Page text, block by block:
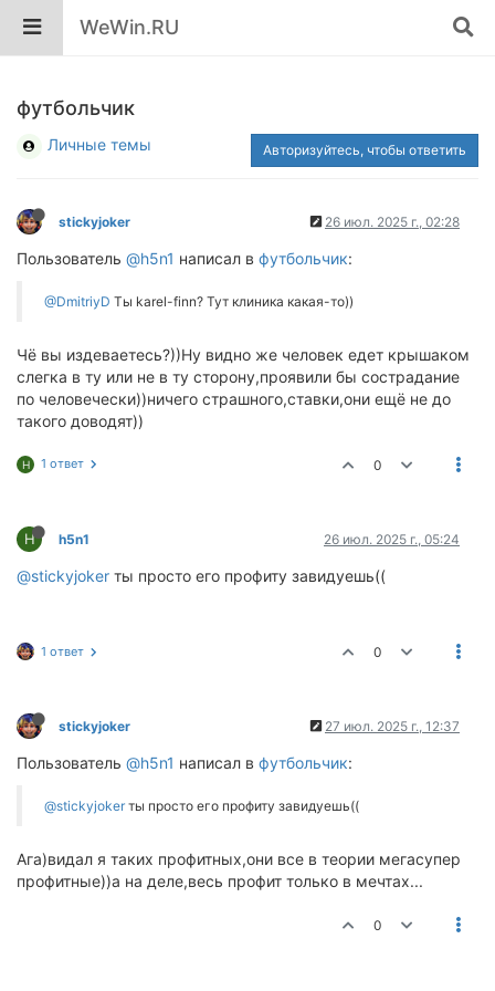
WeWin.RU
футбольчик
Личные темы Авторизуйтесь, чтобы ответить
stickyjoker 26 июл. 2025 г., 02:28
Пользователь @h5n1 написал в футбольчик:
@DmitriyD Ты karel-finn? Тут клиника какая-то))
Чё вы издеваетесь?))Ну видно же человек едет крышаком
слегка в ту или не в ту сторону,проявили бы сострадание
по человечески))ничего страшного,ставки,они ещё не до
такого доводят))
H 1 ответ 0
H h5n1 26 июл. 2025 г., 05:24
@stickyjoker ты просто его профиту завидуешь((
1 ответ 0
stickyjoker 27 июл. 2025 г., 12:37
Пользователь @h5n1 написал в футбольчик:
@stickyjokerты просто его профиту завидуешь((
Ага)видал я таких профитных,они все в теории мегасупер
профитные))а на деле,весь профит только в мечтах...
0